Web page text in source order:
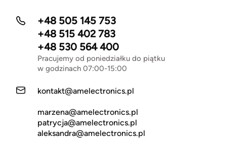
+48 505 145 753
+48 515 402 783
+48 530 564 400
Pracujemy od poniedziałku do piątku
w godzinach 07:00-15:00
kontakt@amelectronics.pl
marzena@amelectronics.pl
patrycja@amelectronics.pl
aleksandra@amelectronics.pl